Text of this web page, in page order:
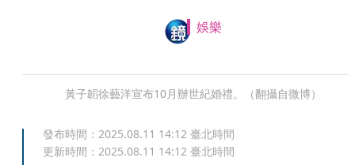
娛樂
黃子韜徐藝洋宣布10月辦世紀婚禮。（翻攝自微博）
發布時間： 2025.08.11 14:12 臺北時間
更新時間： 2025.08.11 14:12 臺北時間